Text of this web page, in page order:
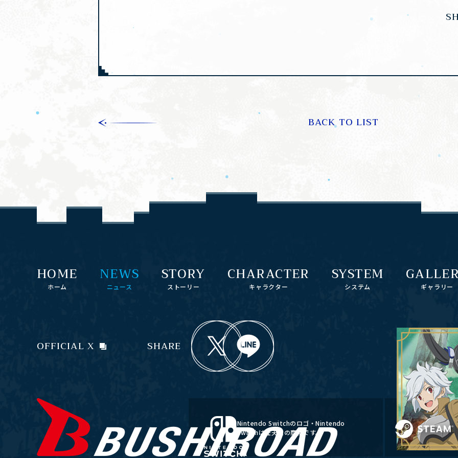
BACK TO LIST
HOME
ホーム
NEWS
ニュース
STORY
ストーリー
CHARACTER
キャラクター
SYSTEM
システム ギャラリー
OFFICIAL X SHARE
Nintendo Switchのロゴ・Nintendo
Switchは任天堂の商標です。